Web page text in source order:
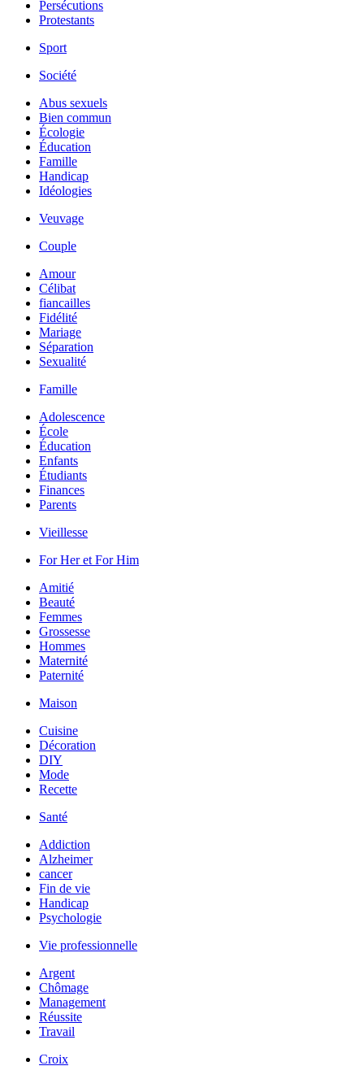
Persécutions
Protestants
Sport
Société
Abus sexuels
Bien commun
Écologie
Éducation
Famille
Handicap
Idéologies
Veuvage
Couple
Amour
Célibat
fiancailles
Fidélité
Mariage
Séparation
Sexualité
Famille
Adolescence
École
Éducation
Enfants
Étudiants
Finances
Parents
Vieillesse
For Her et For Him
Amitié
Beauté
Femmes
Grossesse
Hommes
Maternité
Paternité
Maison
Cuisine
Décoration
DIY
Mode
Recette
Santé
Addiction
Alzheimer
cancer
Fin de vie
Handicap
Psychologie
Vie professionnelle
Argent
Chômage
Management
Réussite
Travail
Croix